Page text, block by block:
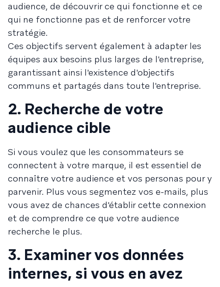
audience, de découvrir ce qui fonctionne et ce
qui ne fonctionne pas et de renforcer votre
stratégie.
Ces objectifs servent également à adapter les
équipes aux besoins plus larges de l'entreprise,
garantissant ainsi l'existence d'objectifs
communs et partagés dans toute l'entreprise.
2. Recherche de votre
audience cible
Si vous voulez que les consommateurs se
connectent à votre marque, il est essentiel de
connaître votre audience et vos personas pour y
parvenir. Plus vous segmentez vos e-mails, plus
vous avez de chances d'établir cette connexion
et de comprendre ce que votre audience
recherche le plus.
3. Examiner vos données
internes, si vous en avez